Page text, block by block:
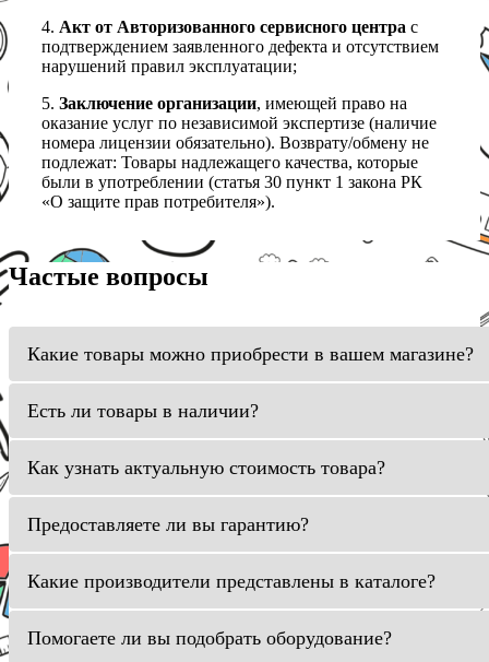
4. Акт от Авторизованного сервисного центра с
подтверждением заявленного дефекта и отсутствием
нарушений правил эксплуатации;
5. Заключение организации, имеющей право на
оказание услуг по независимой экспертизе (наличие
номера лицензии обязательно). Возврату/обмену не
подлежат: Товары надлежащего качества, которые
были в употреблении (статья 30 пункт 1 закона РК
«О защите прав потребителя»).
Частые вопросы
Какие товары можно приобрести в вашем магазине?
Есть ли товары в наличии?
Как узнать актуальную стоимость товара?
Предоставляете ли вы гарантию?
Какие производители представлены в каталоге?
Помогаете ли вы подобрать оборудование?